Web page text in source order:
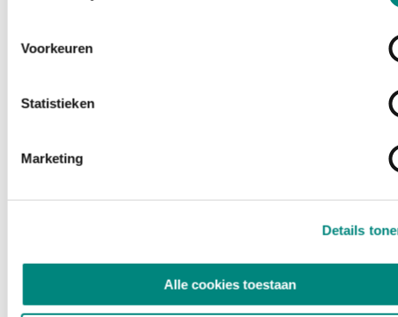
Voorkeuren
Statistieken
Marketing
Details
Alle cookies toestaan